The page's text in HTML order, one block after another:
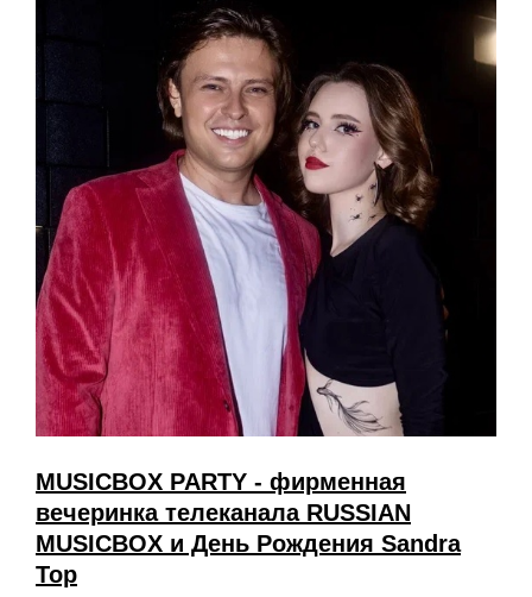
MUSICBOX PARTY - фирменная
вечеринка телеканала RUSSIAN
MUSICBOX и День Рождения Sandra
Top